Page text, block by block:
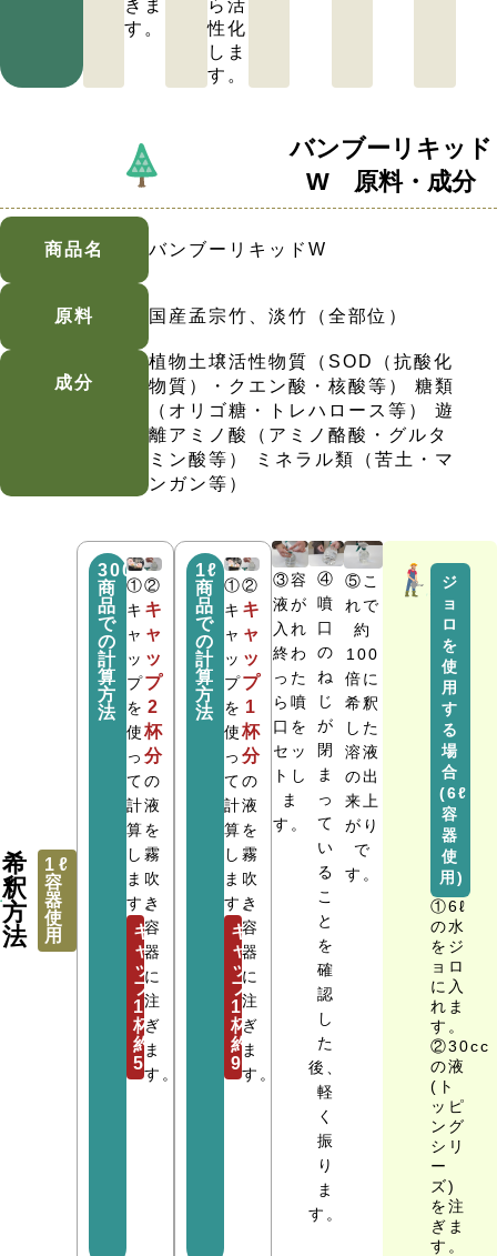
きま
す。
ら活
性化
しま
す。
バンブーリキッド
W 原料・成分
商品名 バンブーリキッドW
原料 国産孟宗竹、淡竹（全部位）
成分
植物土壌活性物質（SOD（抗酸化
物質）・クエン酸・核酸等） 糖類
（オリゴ糖・トレハロース等） 遊
離アミノ酸（アミノ酪酸・グルタ
ミン酸等） ミネラル類（苦土・マ
ンガン等）
希
釈
方
法
1ℓ
容
器
使
用
300ml
商
品
で
の
計
算
方
法
①
キ
ャ
ッ
プ
を
使
っ
て
計
算
し
ま
す。
キ
ャ
ッ
プ
1
杯
約
5cc
②
キ
ャ
ッ
プ
2
杯
分
の
液
を
霧
吹
き
容
器
に
注
ぎ
ま
す。
1ℓ
商
品
で
の
計
算
方
法
①
キ
ャ
ッ
プ
を
使
っ
て
計
算
し
ま
す。
キ
ャ
ッ
プ
1
杯
約
9cc
②
キ
ャ
ッ
プ
1
杯
分
の
液
を
霧
吹
き
容
器
に
注
ぎ
ま
す。
③容
液が
入れ
終わ
った
ら噴
口を
セッ
トし
ま
す。
④
噴
口
の
ね
じ
が
閉
ま
っ
て
い
る
こ
と
を
確
認
し
た
後、
軽
く
振
り
ま
す。
⑤こ
れで
約
100
倍に
希釈
した
溶液
の出
来上
がり
で
す。
ジ
ョ
ロ
を
使
用
す
る
場
合
(6ℓ
容
器
使
用)
①6ℓ
の水
をジ
ョロ
に入
れま
す。
②30cc
の液
(ト
ッピ
ング
シリ
ー
ズ)
を注
ぎま
す。